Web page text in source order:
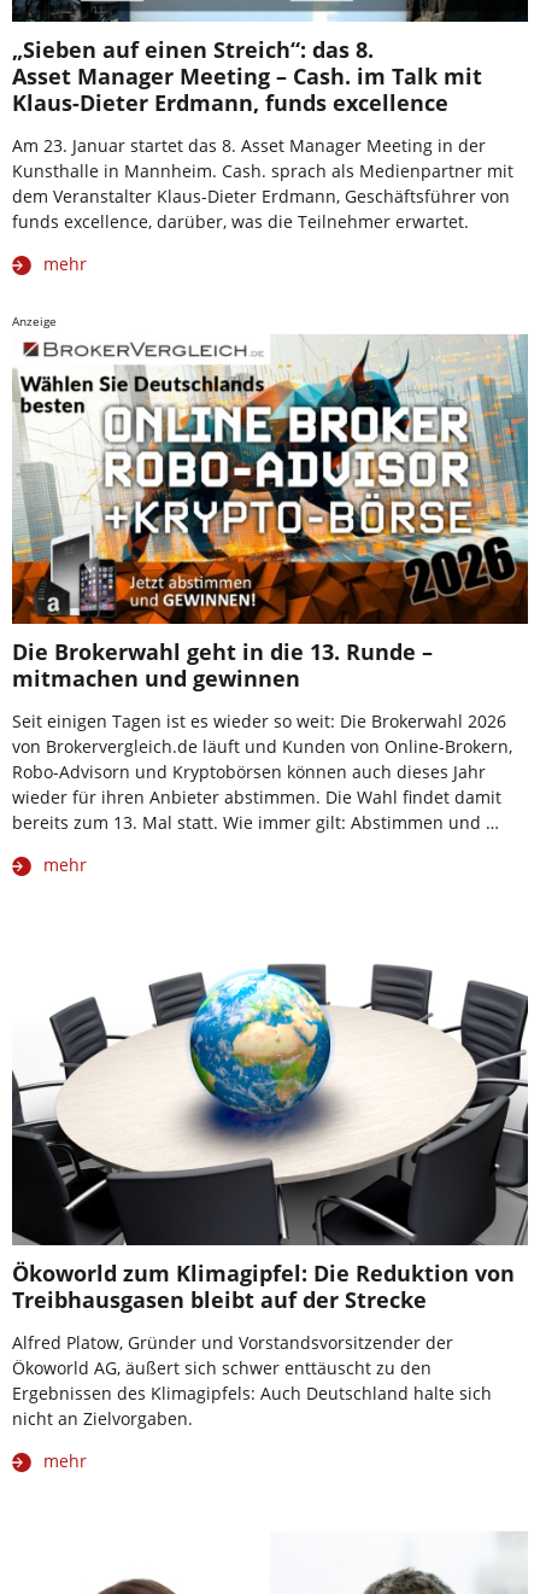
„Sieben auf einen Streich“: das 8.
Asset Manager Meeting – Cash. im Talk mit
Klaus-Dieter Erdmann, funds excellence
Am 23. Januar startet das 8. Asset Manager Meeting in der
Kunsthalle in Mannheim. Cash. sprach als Medienpartner mit
dem Veranstalter Klaus-Dieter Erdmann, Geschäftsführer von
funds excellence, darüber, was die Teilnehmer erwartet.
mehr
Anzeige
Die Brokerwahl geht in die 13. Runde –
mitmachen und gewinnen
Seit einigen Tagen ist es wieder so weit: Die Brokerwahl 2026
von Brokervergleich.de läuft und Kunden von Online-Brokern,
Robo-Advisorn und Kryptobörsen können auch dieses Jahr
wieder für ihren Anbieter abstimmen. Die Wahl findet damit
bereits zum 13. Mal statt. Wie immer gilt: Abstimmen und …
mehr
Ökoworld zum Klimagipfel: Die Reduktion von
Treibhausgasen bleibt auf der Strecke
Alfred Platow, Gründer und Vorstandsvorsitzender der
Ökoworld AG, äußert sich schwer enttäuscht zu den
Ergebnissen des Klimagipfels: Auch Deutschland halte sich
nicht an Zielvorgaben.
mehr